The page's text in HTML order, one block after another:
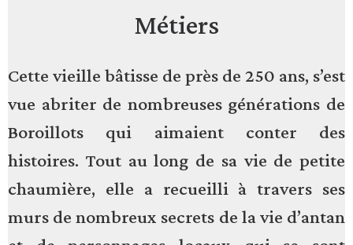
Métiers
Cette vieille bâtisse de près de 250 ans, s’est
vue abriter de nombreuses générations de
Boroillots qui aimaient conter des
histoires. Tout au long de sa vie de petite
chaumière, elle a recueilli à travers ses
murs de nombreux secrets de la vie d’antan